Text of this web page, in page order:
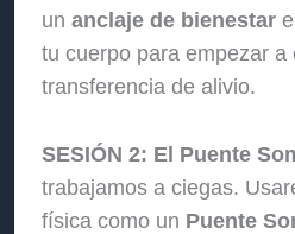
unanclaje de bienestar
tu cuerpo para empezar a
transferencia de alivio.
SESIÓN 2: El Puente
trabajamos a ciegas.
física como un Puente